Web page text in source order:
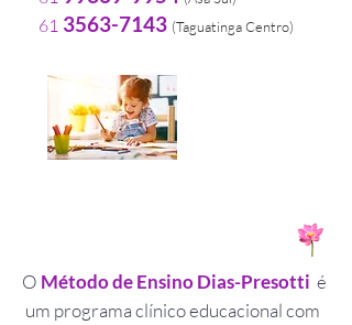
61 3563-7143 (Taguatinga Centro)
O Método de Ensino Dias-Presotti é
um programa clínico educacional com